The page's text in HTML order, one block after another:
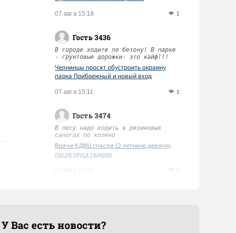
07 авг в 15:18 1
Гость 3436
В городе ходите по бетону! В парке
- грунтовые дорожки- это кайф!!!
Челнинцы просят обустроить окраину
парка Прибрежный и новый вход
07 авг в 15:11 1
Гость 3474
В лесу надо ходить в резиновых
сапогах по колено
Врачи КДМЦ спасли 12-летнюю девочку
после укуса гадюки
У Вас есть новости?